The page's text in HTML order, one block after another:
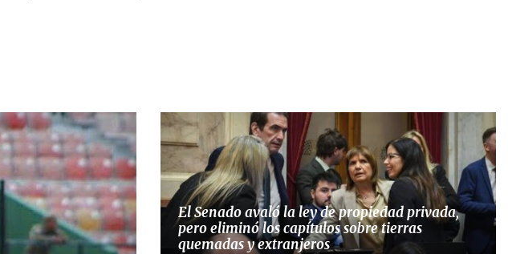
El Senado avaló la ley de propiedad privada,
pero eliminó los capítulos sobre tierras
quemadas y extranjeros